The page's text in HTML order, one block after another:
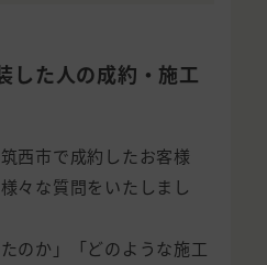
した人の成約・施工
西市で成約したお客様
々な質問をいたしまし
のか」「どのような施工